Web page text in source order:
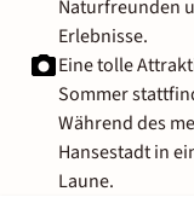
Naturfreunden
Erlebnisse.
Eine tolle
Sommer
Während des
Hansestadt in
Laune.